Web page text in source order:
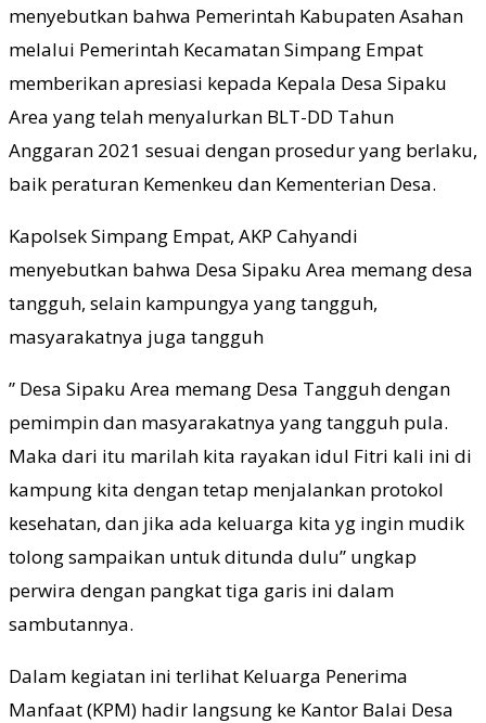
menyebutkan bahwa Pemerintah Kabupaten Asahan
melalui Pemerintah Kecamatan Simpang Empat
memberikan apresiasi kepada Kepala Desa Sipaku
Area yang telah menyalurkan BLT-DD Tahun
Anggaran 2021 sesuai dengan prosedur yang berlaku,
baik peraturan Kemenkeu dan Kementerian Desa.
Kapolsek Simpang Empat, AKP Cahyandi
menyebutkan bahwa Desa Sipaku Area memang desa
tangguh, selain kampungya yang tangguh,
masyarakatnya juga tangguh
” Desa Sipaku Area memang Desa Tangguh dengan
pemimpin dan masyarakatnya yang tangguh pula.
Maka dari itu marilah kita rayakan idul Fitri kali ini di
kampung kita dengan tetap menjalankan protokol
kesehatan, dan jika ada keluarga kita yg ingin mudik
tolong sampaikan untuk ditunda dulu” ungkap
perwira dengan pangkat tiga garis ini dalam
sambutannya.
Dalam kegiatan ini terlihat Keluarga Penerima
Manfaat (KPM) hadir langsung ke Kantor Balai Desa